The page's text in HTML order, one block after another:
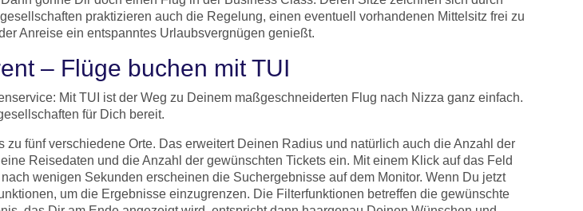
praktizieren auch die Regelung, einen eventuell vorhandenen Mittelsitz frei zu
Anreise ein entspanntes Urlaubsvergnügen genießt.
– Flüge buchen mit TUI
Mit TUI ist der Weg zu Deinem maßgeschneiderten Flug nach Nizza ganz einfach.
für Dich bereit.
fünf verschiedene Orte. Das erweitert Deinen Radius und natürlich auch die Anzahl der
Reisedaten und die Anzahl der gewünschten Tickets ein. Mit einem Klick auf das Feld
wenigen Sekunden erscheinen die Suchergebnisse auf dem Monitor. Wenn Du jetzt
um die Ergebnisse einzugrenzen. Die Filterfunktionen betreffen die gewünschte